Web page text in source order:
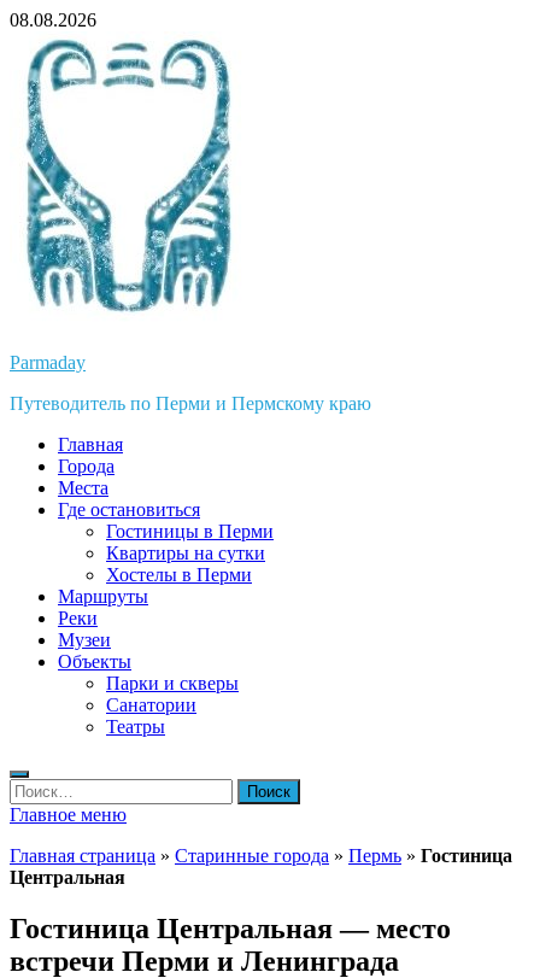
Перейти
содержимому
08.08.2026
Parmaday
Путеводитель по Перми и Пермскому краю
Главная
Города
Места
Где остановиться
Гостиницы в Перми
Квартиры на сутки
Хостелы в Перми
Маршруты
Реки
Музеи
Объекты
Парки и скверы
Санатории
Театры
Найти:
Главное меню
Главная страница » Старинные города » Пермь » Гостиница
Центральная
Гостиница Центральная — место
встречи Перми и Ленинграда